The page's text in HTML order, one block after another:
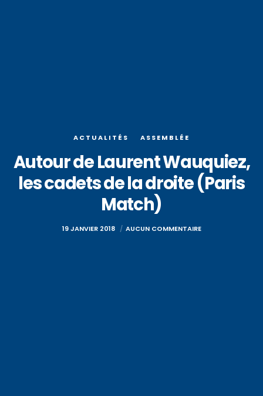
ACTUALITÉS ASSEMBLÉE
Autour de Laurent Wauquiez,
les cadets de la droite (Paris
Match)
19 JANVIER 2018 AUCUN COMMENTAIRE